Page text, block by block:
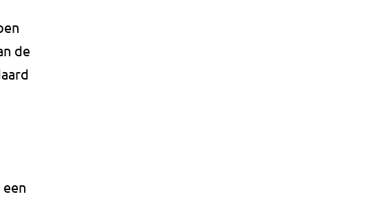
de